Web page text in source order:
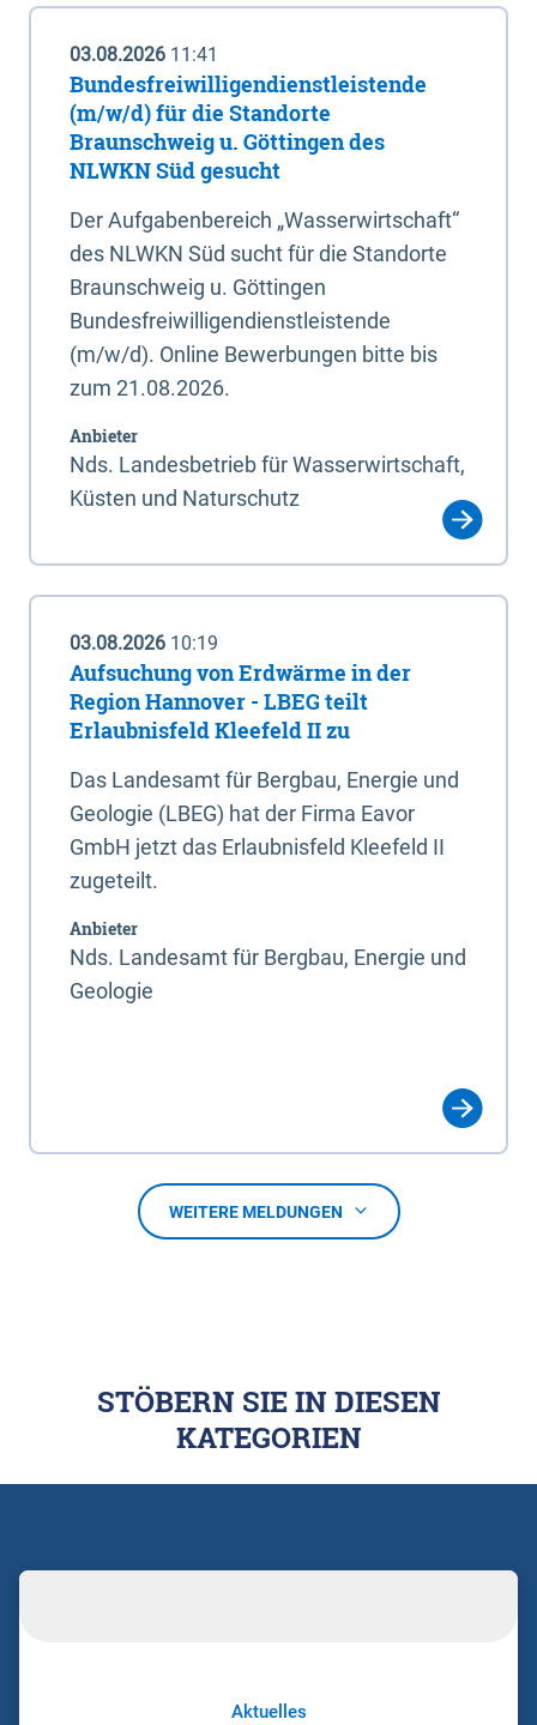
03.08.2026 11:41
Bundesfreiwilligendienstleistende
(m/w/d) für die Standorte
Braunschweig u. Göttingen des
NLWKN Süd gesucht
Der Aufgabenbereich „Wasserwirtschaft“
des NLWKN Süd sucht für die Standorte
Braunschweig u. Göttingen
Bundesfreiwilligendienstleistende
(m/w/d). Online Bewerbungen bitte bis
zum 21.08.2026.
Anbieter
Nds. Landesbetrieb für Wasserwirtschaft,
Küsten und Naturschutz
03.08.2026 10:19
Aufsuchung von Erdwärme in der
Region Hannover - LBEG teilt
Erlaubnisfeld Kleefeld II zu
Das Landesamt für Bergbau, Energie und
Geologie (LBEG) hat der Firma Eavor
GmbH jetzt das Erlaubnisfeld Kleefeld II
zugeteilt.
Anbieter
Nds. Landesamt für Bergbau, Energie und
Geologie
WEITERE MELDUNGEN
STÖBERN SIE IN DIESEN
KATEGORIEN
Aktuelles